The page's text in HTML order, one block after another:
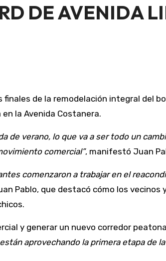
DE AVENIDA
la Avenida Costanera.
de verano, lo que va a ser todo un
comercial”, manifestó Juan
comenzaron a trabajar en el
Pablo, que destacó cómo los vecinos
y generar un nuevo corredor
aprovechando la primera etapa de